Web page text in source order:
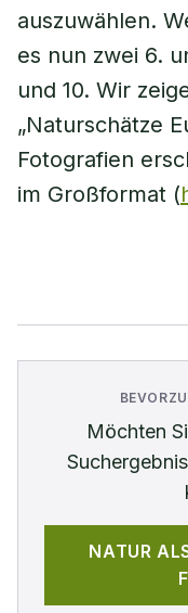
auszuwählen.
es nun zwei 6.
und 10. Wir
„Naturschätze
Fotografien
im Großformat (
Möchten
NATUR